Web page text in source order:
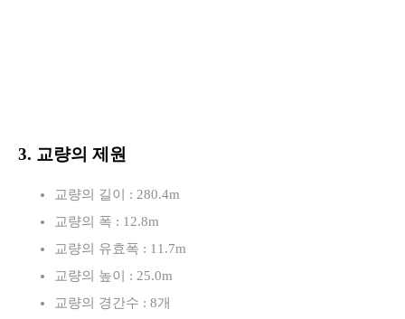
3. 교량의 제원
교량의 길이 : 280.4m
교량의 폭 : 12.8m
교량의 유효폭 : 11.7m
교량의 높이 : 25.0m
교량의 경간수 : 8개